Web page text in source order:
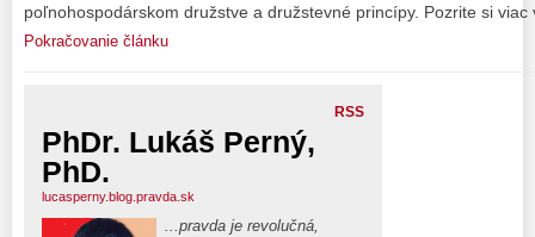
poľnohospodárskom družstve a družstevné princípy. Pozrite si viac
Pokračovanie článku
RSS
PhDr. Lukáš Perný,
PhD.
lucasperny.blog.pravda.sk
...pravda je revolučná,